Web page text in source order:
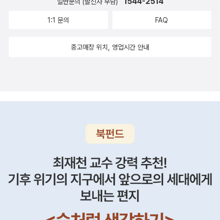
문예출판사, 2010.pdf파일 다운로드​* 비극 제1부 ‘그레트헨의 방’을
읽을 때는 슈베르트의 「실 잣는 그레트헨」을, ‘감옥’을 읽을 때는 「죽
협주곡 등 클래식과 함께 읽으면 무대와 배우들을 상상하며 읽는데
eath and the Maiden [Alban Berg Quartet]​ you're a hopele
문장들> 문학작품은, 어떤 법칙을 찾아내어 정리로 귀납하는 논리적
사유나 과학적 논리와는 다르다. 후자를 복숭아의 씨에 비유한다면,
문학이 문장이란, 달고 신 온갖 맛이 배어 있는 과육 같은 것일 게다.
- 옮긴이 해제, 1권 14쪽 단테의 『신곡』이 유럽의 기독교적 중세의 세
계관을 집약한 작품이라면, 『파우스트』는 고대의 그리스 로마 신화로
부터 중세를 거쳐(성서가 배어들어 있다) 근대에 이르기까지 “3,000
여 년”의 유럽 남북방을 다 아우르는 작품이다. - 옮긴이 해제, 1권 15
『파우스트』를 설익게 읽고, 읽었다고 말하는 것이 부끄럽다. 그렇지
추어라, 너 참 아름답구나!’
들과 생명의 근원을 연구했던 고대 철학자들이 뒤섞여 등장한다. 그
하지만, 갑자기 메피스토의 주장대로 자연이 거칠고 혼란스럽다고 한
다. 그리고 그 힘에 대항하여 싸우고 정복하고 싶다는 마음을 드러낸
욕망으로 향한다. 이를 이루기 위해 황제편에서 전쟁에 참여하고, 마
(魔)적인 세력의 도움으로 승리한다. 그 공으로 아직은 바다인 미래
welt)는 독일어로 ‘환경, 주변 세계’를 뜻하는 말이라고 한다. 무엇보
가능했다. 하지만 이 조건들이 나의 조건들과 다르다는 이유만으로
한 인간의 삶을 한 마디로 요약하고 폄하할 수는 없다고 생각한다. 오
늘 아침에는 ‘움벨트’라는, 한 인간에게 주어진 시선이자 제약 조건이
기도 한 이 ‘경계’를 평생 부단히 넓히고자 노력했던 여행자 괴테를 만
났다. #괴테의이탈리아여행#움벨트 #세계의경계 #출근하며읽
는 인간 스스로가 규정한 것이다. ‘룰루 밀러’라는 본질은 그대로 인
데, 현실에서 그는 벼락을 맞은 것처럼 세상이 뒤바뀌어 버린 것이다.
롯되었다. 저자가 데이비드 스타 조던과 루이 아가시에 대해, 그리고
이기도 하다. 만약 오늘 내가 동성애자인 것을 알게 되어 아내에게 고
떻게 달라질 것인가. 분명 고백 이후의 세계는 내가 속했던 세계가 더
이상 같을 수 없게 될 것이다. 나는 이 사회로부터 사실상 추방당하는
상황이거나 사회적으로 ‘거세된’ 존재로 전락할 수 있다. 나의 사고 실
험만으로도 이 문제는 결코 단순하고 간단하지 않다. 지금까지 이런
모습으로 형성된 내 전 존재를 뒤흔드는 일대 사건일 것이다. 따라서
나는 룰루 밀러가 지녔던 생의 절실한 문제는 바로 이 문제에서 나온
것이라고 본다. 이 책이 그토록 매력적이고 강한 힘을 지니고 있다면
에 대해 언급하는 ˝메모 및 쿼리˝를 단행본으로 출간한 시집에 추가했
(Besseren Verständnis)가 함께 있다. 1819년에 발표하였고, 182
자르트와 비교할 정도였다고 전한다. 멘델스존은 이후 몇 차례 더 초
품을 남기게 되었다.또한, <서·동 시집>에 수록된 시에 슈베르트, 슈
만, 멘델스존, 휴고 볼프, 리하르트 슈트라우스, 쇤베르크 등이 곡을
붙였는데 시집은 후대에까지 영감을 주었다. 무엇보다도, <서·동 시
집>은 괴테의 후기 작품으로 중요성을 가지지만, 동양과 서양을 결
일반문의 (발신자 부담)
1:1 문의 FAQ
중고매장 위치, 영업시간 안내